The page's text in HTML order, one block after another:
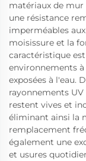
matériaux de mur
une résistance
imperméables
moisissure et la
caractéristique
environnements
exposées à l'eau.
rayonnements
restent vives et
éliminant ainsi la
remplacement
également une
et usures